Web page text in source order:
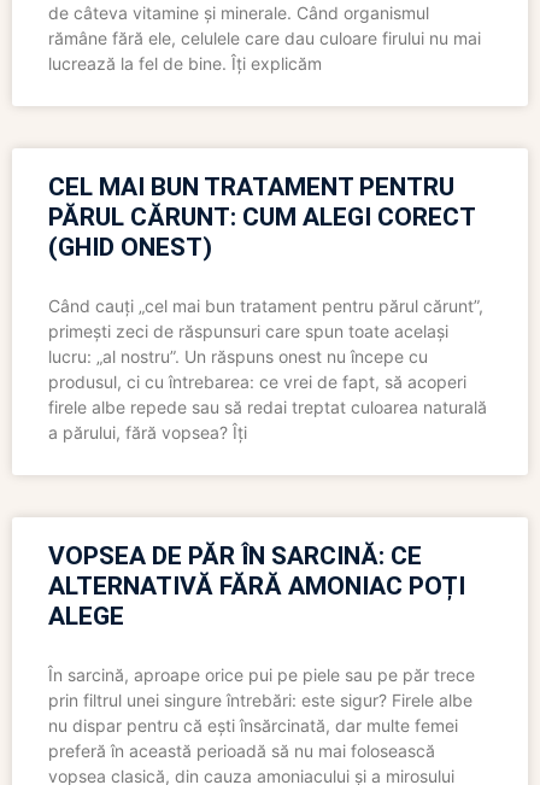
de câteva vitamine și minerale. Când organismul
rămâne fără ele, celulele care dau culoare firului nu mai
lucrează la fel de bine. Îți explicăm
CEL MAI BUN TRATAMENT PENTRU
PĂRUL CĂRUNT: CUM ALEGI CORECT
(GHID ONEST)
Când cauți „cel mai bun tratament pentru părul cărunt”,
primești zeci de răspunsuri care spun toate același
lucru: „al nostru”. Un răspuns onest nu începe cu
produsul, ci cu întrebarea: ce vrei de fapt, să acoperi
firele albe repede sau să redai treptat culoarea naturală
a părului, fără vopsea? Îți
VOPSEA DE PĂR ÎN SARCINĂ: CE
ALTERNATIVĂ FĂRĂ AMONIAC POȚI
ALEGE
În sarcină, aproape orice pui pe piele sau pe păr trece
prin filtrul unei singure întrebări: este sigur? Firele albe
nu dispar pentru că ești însărcinată, dar multe femei
preferă în această perioadă să nu mai folosească
vopsea clasică, din cauza amoniacului și a mirosului